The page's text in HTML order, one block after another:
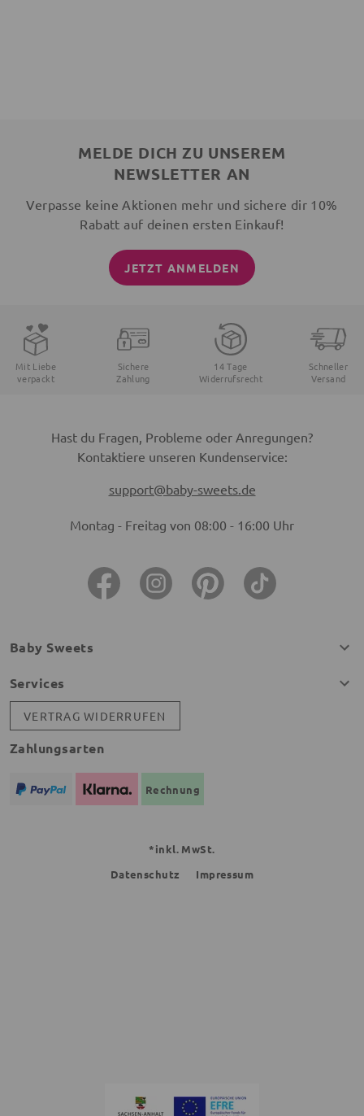
MELDE DICH ZU UNSEREM
NEWSLETTER AN
Verpasse keine Aktionen mehr und sichere dir 10%
Rabatt auf deinen ersten Einkauf!
JETZT ANMELDEN
Mit Liebe
verpackt
Sichere
Zahlung
14 Tage
Widerrufsrecht
Schneller
Versand
Hast du Fragen, Probleme oder Anregungen?
Kontaktiere unseren Kundenservice:
support@baby-sweets.de
Montag - Freitag von 08:00 - 16:00 Uhr
Baby Sweets
Services
VERTRAG WIDERRUFEN
Zahlungsarten
Rechnung
*inkl. MwSt.
Datenschutz
Impressum